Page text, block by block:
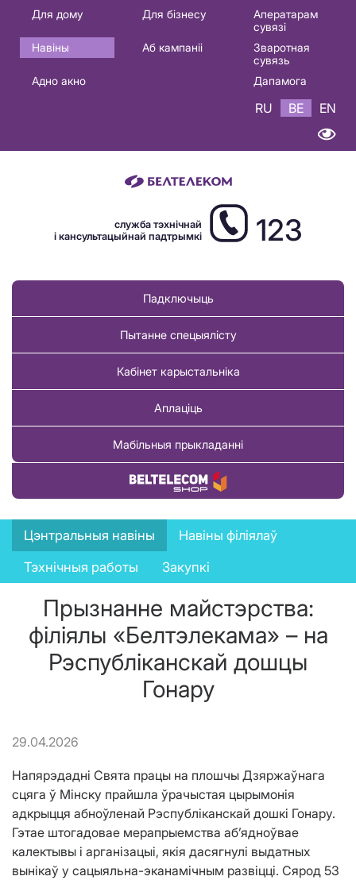
Основная
навигация
BE
Для дому Для бізнесу
Аператарам
сувязі
Навіны
Аб кампаніі
Зваротная
сувязь
Адно акно
Дапамога
RU BE EN
служба тэхнічнай
і кансультацыйнай падтрымкі
123
Падключыць
Пытанне спецыялісту
Кабінет карыстальніка
Аплаціць
Мабільныя прыкладанні
Купіць тавар
News
menu
Цэнтральныя навіны
Навіны філіялаў
Тэхнічныя работы
Закупкі
Прызнанне майстэрства:
філіялы «Белтэлекама» – на
Рэспубліканскай дошцы
Гонару
29.04.2026
Напярэдадні Свята працы на плошчы Дзяржаўнага
сцяга ў Мінску прайшла ўрачыстая цырымонія
адкрыцця абноўленай Рэспубліканскай дошкі Гонару.
Гэтае штогадовае мерапрыемства аб’ядноўвае
калектывы і арганізацыі, якія дасягнулі выдатных
вынікаў у сацыяльна-эканамічным развіцці. Сярод 53